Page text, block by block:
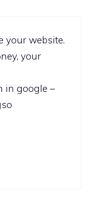
your website.
your
in google –